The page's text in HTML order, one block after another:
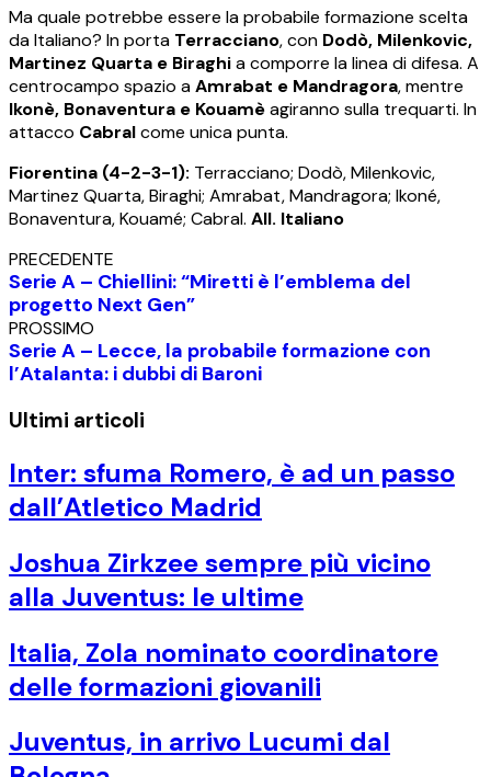
Ma quale potrebbe essere la probabile formazione scelta
da Italiano? In porta Terracciano, con Dodò, Milenkovic,
Martinez Quarta e Biraghia comporre la linea di difesa. A
centrocampo spazio aAmrabat e Mandragora, mentre
Ikonè, Bonaventura e Kouamèagiranno sulla trequarti. In
attacco Cabralcome unica punta.
Fiorentina (4-2-3-1): Terracciano; Dodò, Milenkovic,
Martinez Quarta, Biraghi; Amrabat, Mandragora; Ikoné,
Bonaventura, Kouamé; Cabral. All. Italiano
PRECEDENTE
Serie A – Chiellini: “Miretti è l’emblema del
progetto Next Gen”
PROSSIMO
Serie A – Lecce, la probabile formazione con
l’Atalanta: i dubbi di Baroni
Ultimi articoli
Inter: sfuma Romero, è ad un passo
dall’Atletico Madrid
Joshua Zirkzee sempre più vicino
alla Juventus: le ultime
Italia, Zola nominato coordinatore
delle formazioni giovanili
Juventus, in arrivo Lucumi dal